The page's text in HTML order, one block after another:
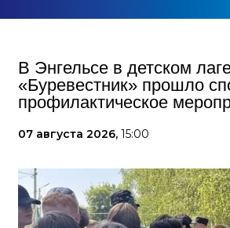
В Энгельсе в детском
«Буревестник» прошло
профилактическое
07 августа 2026, 15:00